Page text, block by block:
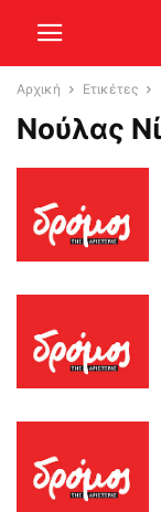
Αρχική Ετικέτες
Νούλας